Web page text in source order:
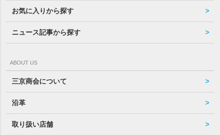
お気に入りから探す
ニュース記事から探す
ABOUT US
三京商会について
沿革
取り扱い店舗